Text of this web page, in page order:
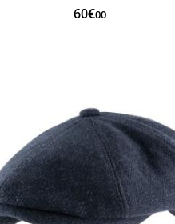
60€00